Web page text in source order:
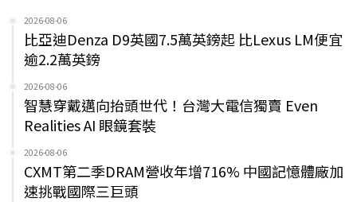
2026-08-06
比亞迪Denza D9英國7.5萬英鎊起 比Lexus LM便宜
逾2.2萬英鎊
2026-08-06
智慧穿戴邁向抬頭世代！台灣大電信獨賣 Even
Realities AI 眼鏡套裝
2026-08-06
CXMT第二季DRAM營收年增716% 中國記憶體廠加
速挑戰國際三巨頭